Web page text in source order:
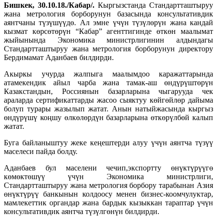
Бишкек, 30.10.18./Кабар/. Кыргызстанда Стандартташтыруу
жана метрология борборунун базасында консультативдик
аянтчаны түзүшүүдө. Ал эмне үчүн түзүлөрүн жана кандай
кызмат көрсөтөрүн “Кабар” агенттигинде өткөн маалымат
жыйынында Экономика министрлигинин алдындагы
Стандартташтыруу жана метрология борборунун директору
Бердимамат Аданбаев билдирди.
Акыркы учурда жалпыга маалымдоо каражаттарында
атамекендик айыл чарба жана тамак-аш өндүрүштөрүн
Казакстандын, Россиянын базарларына чыгарууда чек
араларда сертификаттарды жасоо сыяктуу көйгөйлөр дайыма
болуп турары жазылып жатат. Анын натыйжасында кыргыз
өндүрүшү коңшу өлкөлөрдүн базарларына өткөрүлбөй калып
жатат.
Буга байланыштуу жеке кеңештерди алуу үчүн аянтча түзүү
маселеси пайда болду.
Аданбаев бул маселени чечип,экспортту өнүктүрүүгө
көмөктөшүү үчүн Экономика министрлиги,
Стандартташтыруу жана метрология борбору тарабынан Азия
өнүктүрүү банкынын колдоосу менен бизнес-коомчулуктар,
мамлекеттик органдар жана бардык кызыккан тараптар үчүн
консультативдик аянтча түзүлгөнүн билдирди.